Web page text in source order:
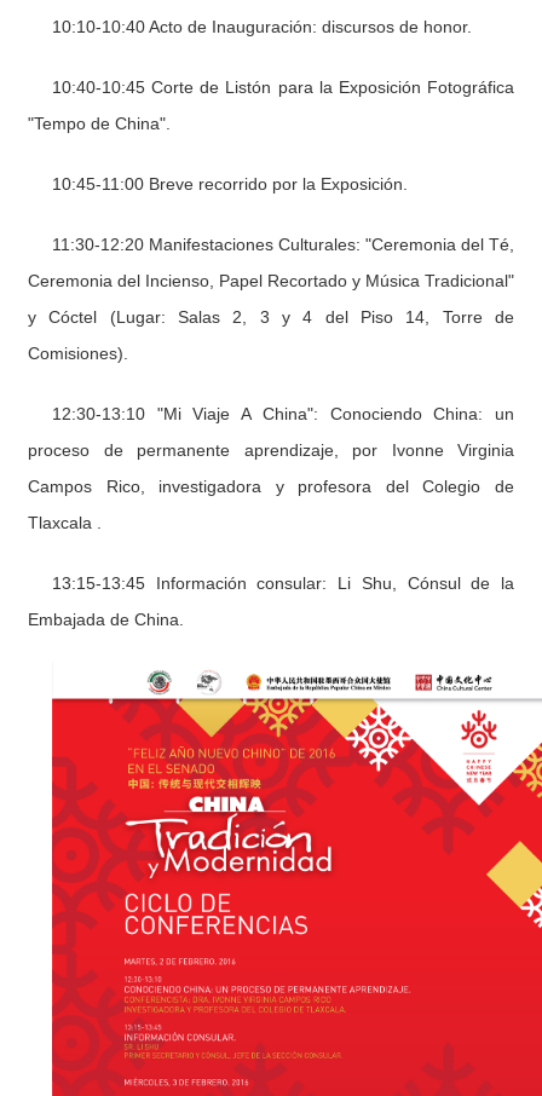
10:10-10:40 Acto de Inauguración: discursos de honor.
10:40-10:45 Corte de Listón para la Exposición Fotográfica
"Tempo de China".
10:45-11:00 Breve recorrido por la Exposición.
11:30-12:20 Manifestaciones Culturales: "Ceremonia del Té,
Ceremonia del Incienso, Papel Recortado y Música Tradicional"
y Cóctel (Lugar: Salas 2, 3 y 4 del Piso 14, Torre de
Comisiones).
12:30-13:10 "Mi Viaje A China": Conociendo China: un
proceso de permanente aprendizaje, por Ivonne Virginia
Campos Rico, investigadora y profesora del Colegio de
Tlaxcala .
13:15-13:45 Información consular: Li Shu, Cónsul de la
Embajada de China.